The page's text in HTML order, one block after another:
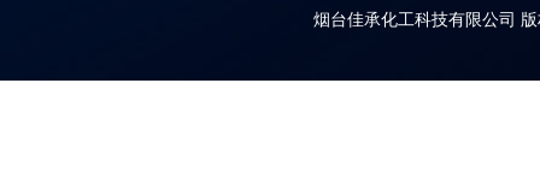
烟台佳承化工科技有限公司